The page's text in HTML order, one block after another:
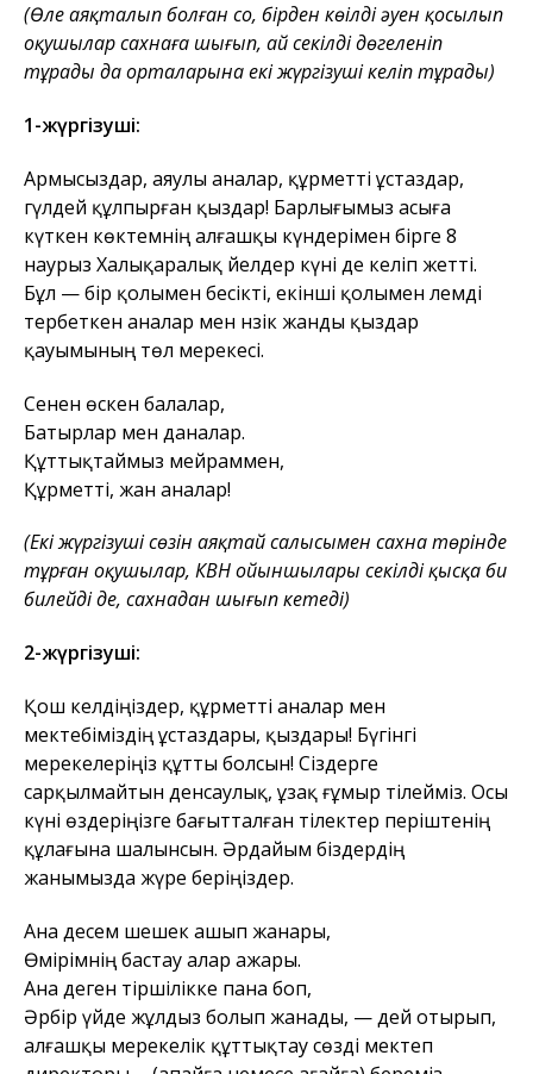
(Өлең аяқталып болған соң, бірден көңілді әуен қосылып
оқушылар сахнаға шығып, ай секілді дөңгеленіп
тұрады да орталарына екі жүргізуші келіп тұрады)
1-жүргізуші:
Армысыздар, аяулы аналар, құрметті ұстаздар,
гүлдей құлпырған қыздар! Барлығымыз асыға
күткен көктемнің алғашқы күндерімен бірге 8
наурыз Халықаралық әйелдер күні де келіп жетті.
Бұл — бір қолымен бесікті, екінші қолымен әлемді
тербеткен аналар мен нәзік жанды қыздар
қауымының төл мерекесі.
Сенен өскен балалар,
Батырлар мен даналар.
Құттықтаймыз мейраммен,
Құрметті, жан аналар!
(Екі жүргізуші сөзін аяқтай салысымен сахна төрінде
тұрған оқушылар, КВН ойыншылары секілді қысқа би
билейді де, сахнадан шығып кетеді)
2-жүргізуші:
Қош келдіңіздер, құрметті аналар мен
мектебіміздің ұстаздары, қыздары! Бүгінгі
мерекелеріңіз құтты болсын! Сіздерге
сарқылмайтын денсаулық, ұзақ ғұмыр тілейміз. Осы
күні өздеріңізге бағытталған тілектер періштенің
құлағына шалынсын. Әрдайым біздердің
жанымызда жүре беріңіздер.
Ана десем шешек ашып жанары,
Өмірімнің бастау алар ажары.
Ана деген тіршілікке пана боп,
Әрбір үйде жұлдыз болып жанады, — дей отырып,
алғашқы мерекелік құттықтау сөзді мектеп